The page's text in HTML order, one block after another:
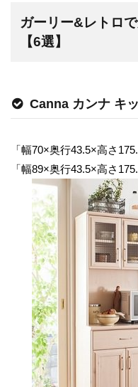
ガーリー&レトロ
【6選】
Canna カンナ キ
「幅70×奥行43.5×高さ
「幅89×奥行43.5×高さ